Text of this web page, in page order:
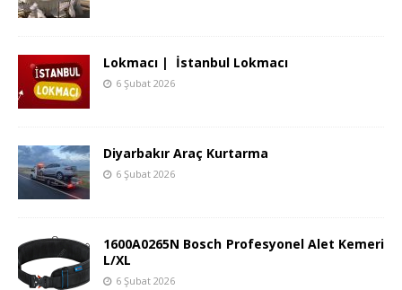
Lokmacı | İstanbul Lokmacı
6 Şubat 2026
Diyarbakır Araç Kurtarma
6 Şubat 2026
1600A0265N Bosch Profesyonel Alet Kemeri
L/XL
6 Şubat 2026